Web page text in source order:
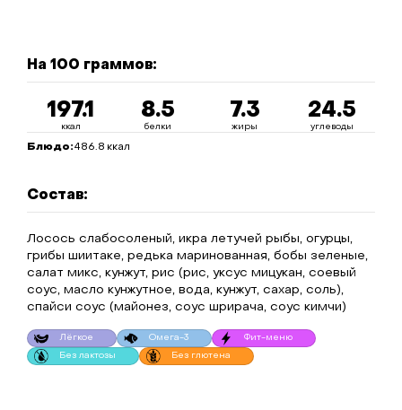
На 100 граммов:
197.1
ккал
8.5
белки
7.3
жиры
24.5
углеводы
Блюдо:486.8 ккал
Состав:
Лосось слабосоленый, икра летучей рыбы, огурцы,
грибы шиитаке, редька маринованная, бобы зеленые,
салат микс, кунжут, рис (рис, уксус мицукан, соевый
соус, масло кунжутное, вода, кунжут, сахар, соль),
спайси соус (майонез, соус шрирача, соус кимчи)
Лёгкое Омега-3 Фит-меню
Без лактозы Без глютена